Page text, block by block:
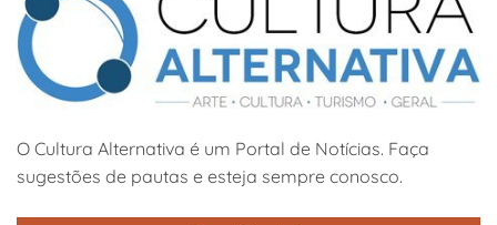
O Cultura Alternativa é um Portal de Notícias. Faça
sugestões de pautas e esteja sempre conosco.